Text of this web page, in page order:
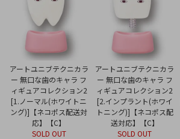
アートユニブテクニカラ
ー 無口な歯のキャラ フ
ィギュアコレクション2
[1.ノーマル(ホワイトニ
ング)]【ネコポス配送対
応】【C】
SOLD OUT
アートユニブテクニカラ
ー 無口な歯のキャラ フ
ィギュアコレクション2
[2.インプラント(ホワイ
トニング)]【ネコポス配
送対応】【C】
SOLD OUT